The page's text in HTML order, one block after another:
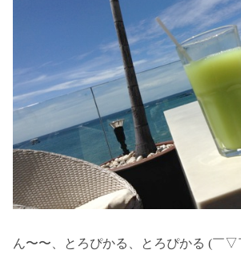
ん〜〜、とろぴかる、とろぴかる (￣▽